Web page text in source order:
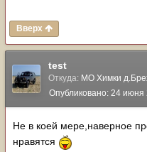
Вверх
test
Откуда: МО Химки
Опубликовано: 24 июня
Не в коей мере,наверное
нравятся